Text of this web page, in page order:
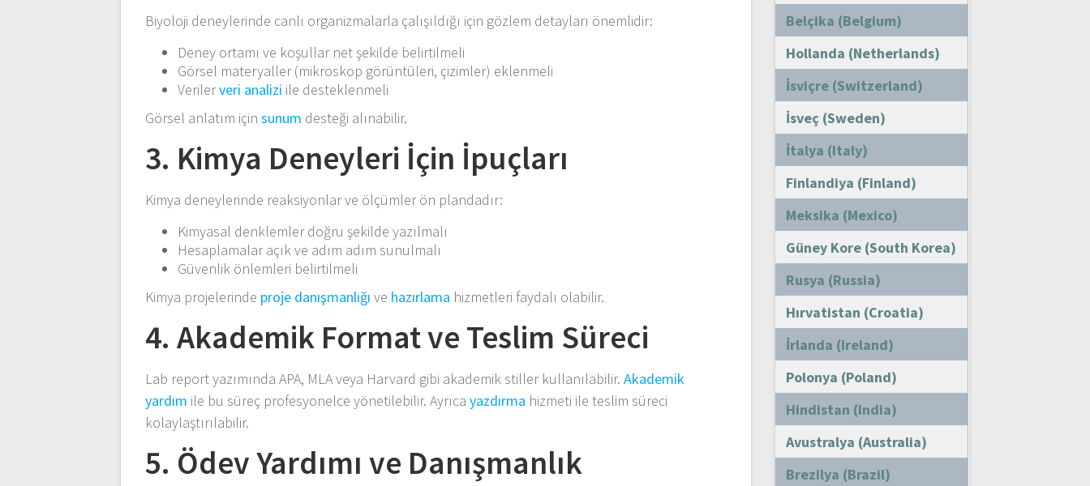
Biyoloji deneylerinde canlı organizmalarla çalışıldığı için gözlem detayları önemlidir:
Deney ortamı ve koşullar net şekilde belirtilmeli
Görsel materyaller (mikroskop görüntüleri, çizimler) eklenmeli
Verilerveri analizi ile desteklenmeli
Görsel anlatım içinsunum desteği alınabilir.
3. Kimya Deneyleri İçin İpuçları
Kimya deneylerinde reaksiyonlar ve ölçümler ön plandadır:
Kimyasal denklemler doğru şekilde yazılmalı
Hesaplamalar açık ve adım adım sunulmalı
Güvenlik önlemleri belirtilmeli
Kimya projelerinde proje danışmanlığı ve hazırlama hizmetleri faydalı olabilir.
4. Akademik Format ve Teslim Süreci
Lab report yazımında APA, MLA veya Harvard gibi akademik stiller kullanılabilir.Akademik
yardım ile bu süreç profesyonelce yönetilebilir. Ayrıcayazdırma hizmeti ile teslim süreci
kolaylaştırılabilir.
5. Ödev Yardımı ve Danışmanlık
Belçika (Belgium)
Hollanda (Netherlands)
İsviçre (Switzerland)
İsveç (Sweden)
İtalya (Italy)
Finlandiya (Finland)
Meksika (Mexico)
Güney Kore (South Korea)
Rusya (Russia)
Hırvatistan (Croatia)
İrlanda (Ireland)
Polonya (Poland)
Hindistan (India)
Avustralya (Australia)
Brezilya (Brazil)